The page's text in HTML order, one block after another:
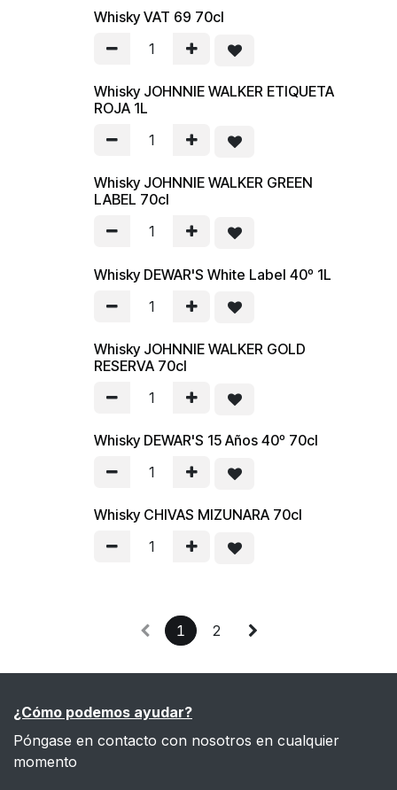
Whisky VAT 69 70cl
Whisky JOHNNIE WALKER ETIQUETA
ROJA 1L
Whisky JOHNNIE WALKER GREEN
LABEL 70cl
Whisky DEWAR'S White Label 40º 1L
Whisky JOHNNIE WALKER GOLD
RESERVA 70cl
Whisky DEWAR'S 15 Años 40º 70cl
Whisky CHIVAS MIZUNARA 70cl
1 2
¿Cómo podemos ayudar?
Póngase en contacto con nosotros en cualquier
momento